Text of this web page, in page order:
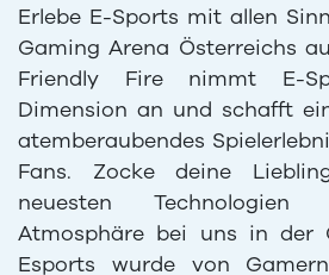
Erlebe E-Sports mit allen
Gaming Arena Österreichs
Friendly Fire nimmt E-
Dimension an und schafft
atemberaubendes
Fans. Zocke deine
neuesten
Atmosphäre bei uns in der
Esports wurde von